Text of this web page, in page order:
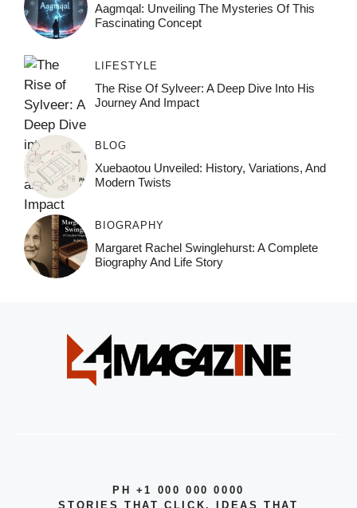
Aagmqal: Unveiling The Mysteries Of This
Fascinating Concept
LIFESTYLE
The Rise Of Sylveer: A Deep Dive Into His
Journey And Impact
BLOG
Xuebaotou Unveiled: History, Variations, And
Modern Twists
BIOGRAPHY
Margaret Rachel Swinglehurst: A Complete
Biography And Life Story
PH +1 000 000 0000
STORIES THAT CLICK, IDEAS THAT